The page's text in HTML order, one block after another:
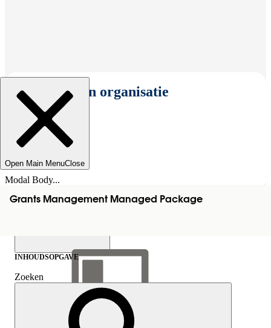
Selecteer een organisatie
Open Main MenuClose
Modal Body...
Grants Management Managed Package
INHOUDSOPGAVE
Zoeken